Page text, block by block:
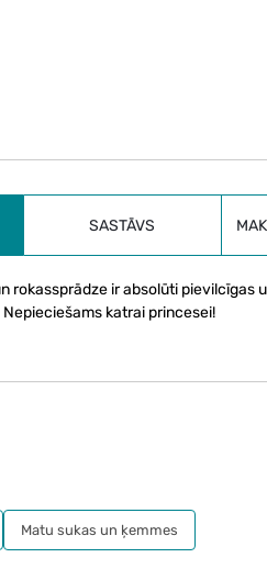
SASTĀVS
rokassprādze ir absolūti pievilcīgas
katrai princesei!
Matu sukas un ķemmes